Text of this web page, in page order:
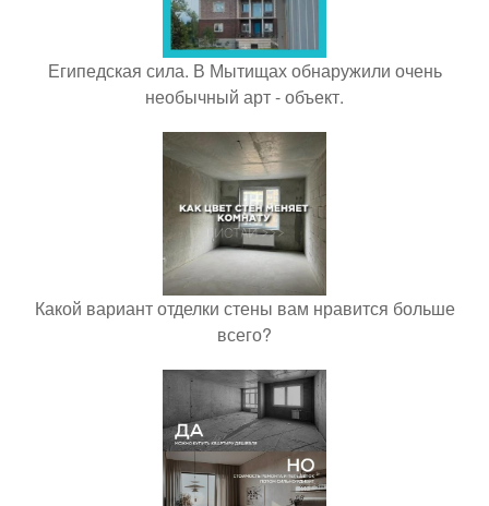
Египедская сила. В Мытищах обнаружили очень
необычный арт - объект.
Какой вариант отделки стены вам нравится больше
всего?